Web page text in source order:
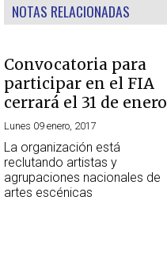
NOTAS RELACIONADAS
Convocatoria para
participar en el FIA
cerrará el 31 de enero
Lunes 09 enero, 2017
La organización está
reclutando artistas y
agrupaciones nacionales de
artes escénicas